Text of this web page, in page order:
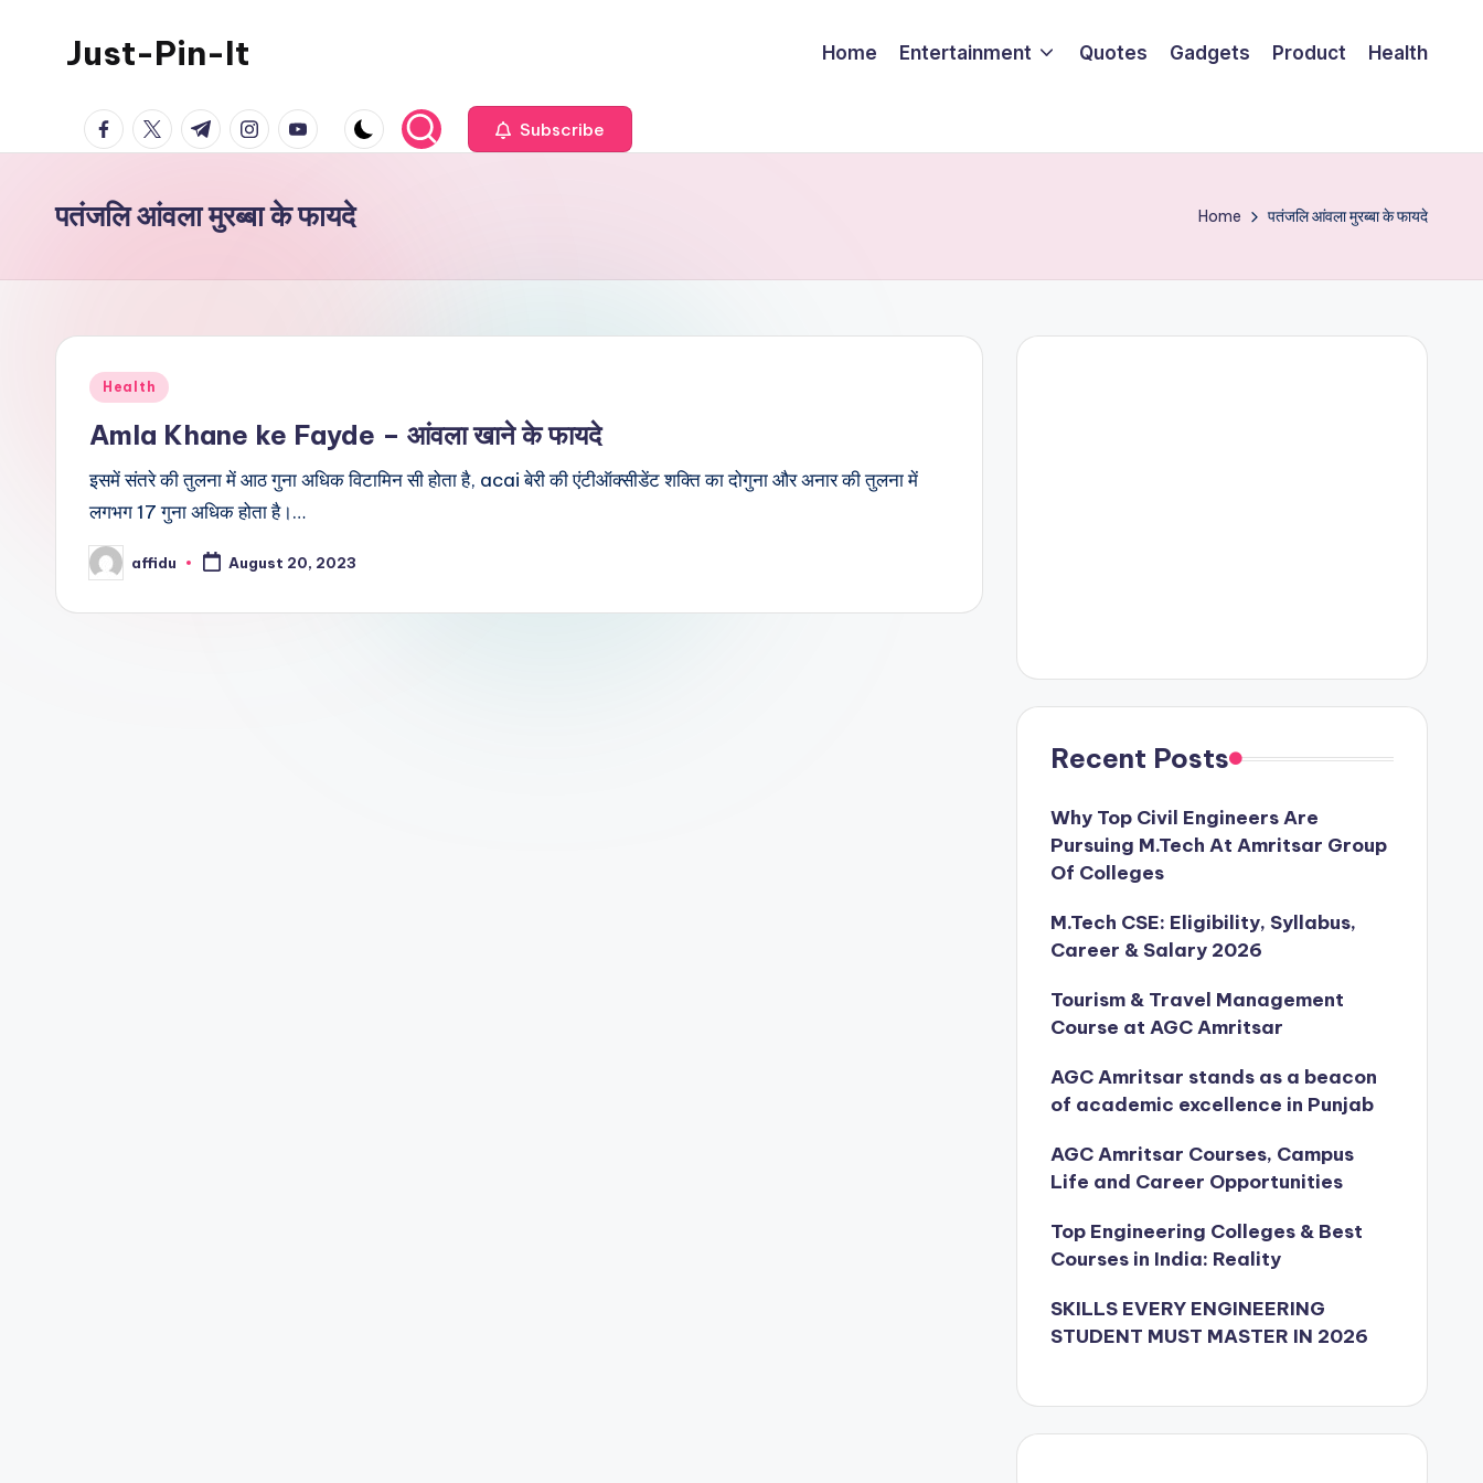
Just-Pin-It Home Entertainment Quotes Gadgets Product Health
facebook.com
twitter.com
t.me instagram.com
youtube.com Subscribe
पतंजलि आंवला मुरब्बा के फायदे Home पतंजलि आंवला मुरब्बा के फायदे
Posted
Health
Amla Khane ke Fayde – आंवला खाने के फायदे
इसमें संतरे की तुलना में आठ गुना अधिक विटामिन सी होता है, acai बेरी की एंटीऑक्सीडेंट शक्ति का दोगुना और अनार की तुलना में
लगभग 17 गुना अधिक होता है।…
Posted
by
affidu August 20, 2023
Recent Posts
Why Top Civil Engineers Are
Pursuing M.Tech At Amritsar Group
Of Colleges
M.Tech CSE: Eligibility, Syllabus,
Career & Salary 2026
Tourism & Travel Management
Course at AGC Amritsar
AGC Amritsar stands as a beacon
of academic excellence in Punjab
AGC Amritsar Courses, Campus
Life and Career Opportunities
Top Engineering Colleges & Best
Courses in India: Reality
SKILLS EVERY ENGINEERING
STUDENT MUST MASTER IN 2026